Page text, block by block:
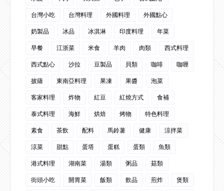
台灣小吃
台灣料理 外國料理
外國點心
奶製品
冰品 冰淇淋 印度料理
年菜
早餐
江浙菜 米食 羊肉 肉類
西式料理
西式點心
沙拉 豆製品 貝類 咖啡
咖喱
披薩
東南亞料理 果凍 果醬
泡菜
客家料理
炸物 紅豆 紅燒方式
食補
泰式料理
海鮮 烘焙 烤物
特色料理
素食
茶飲 配料 馬鈴薯 健康
涼拌菜
涼菜
甜點 蛋塔 蛋糕 蛋類
魚類
港式料理
湖南菜 湯類 粥品
菇類
街頭小吃
開胃菜 飯類 飲品 煎炸
煲類